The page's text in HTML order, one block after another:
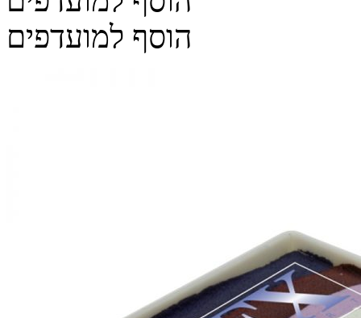
הוסף למועדפים